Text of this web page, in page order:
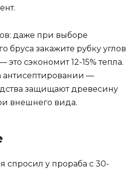
даже при выборе
бруса закажите рубку углов
это сэкономит 12-15% тепла.
антисептировании —
защищают древесину
внешнего вида.
спросил у прораба с 30-